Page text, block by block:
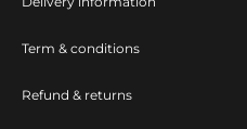
Term & conditions
Refund & returns